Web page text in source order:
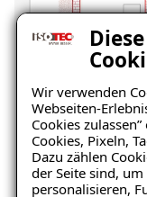
Wir verwenden
Webseiten-
Cookies
Cookies, Pixeln,
Dazu zählen
der Seite sind,
personalisieren,
Keller